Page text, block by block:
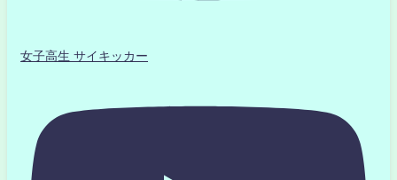
女子高生 サイキッカー